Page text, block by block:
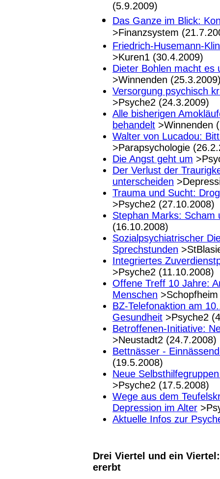
(5.9.2009)
Das Ganze im Blick:
>Finanzsystem
Friedrich-Husemann-
>Kuren1 (30.4.2009)
Dieter Bohlen macht es
>Winnenden
Versorgung psychisch
>Psyche2 (24.3.2009)
Alle bisherigen
behandelt >Winnenden
Walter von Lucadou:
>Parapsychologie
Die Angst geht um
Der Verlust der
unterscheiden
Trauma und Sucht:
>Psyche2 (27.10.2008)
Stephan Marks: Scham
(16.10.2008)
Sozialpsychiatrischer
Sprechstunden
Integriertes
>Psyche2 (11.10.2008)
Offene Treff 10 Jahre:
Menschen
BZ-Telefonaktion am
Gesundheit >Psyche2
Betroffenen-Initiative:
>Neustadt2 (24.7.2008)
Bettnässer -
(19.5.2008)
Neue
>Psyche2 (17.5.2008)
Wege aus dem
Depression im Alter
Aktuelle Infos zur
Drei Viertel und ein
ererbt